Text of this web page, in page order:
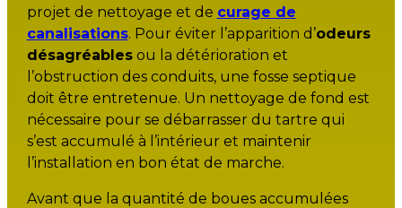
projet de nettoyage et de curage de
canalisations. Pour éviter l’apparition d’odeurs
désagréablesou la détérioration et
l’obstruction des conduits, une fosse septique
doit être entretenue. Un nettoyage de fond est
nécessaire pour se débarrasser du tartre qui
s’est accumulé à l’intérieur et maintenir
l’installation en bon état de marche.
Avant que la quantité de boues accumulées